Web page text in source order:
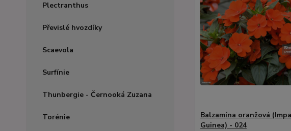
Plectranthus
Převislé hvozdíky
Scaevola
Surfínie
Thunbergie - Černooká Zuzana
Torénie
Balzamína oranžová
Guinea) - 024